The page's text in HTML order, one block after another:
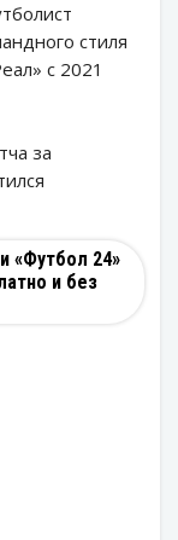
стиля
с 2021
за
«Футбол 24»
и без